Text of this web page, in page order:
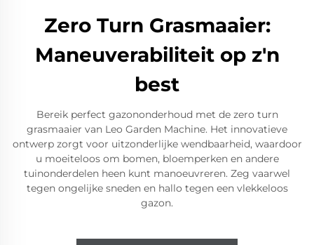
Zero Turn Grasmaaier:
Maneuverabiliteit op z'n
best
Bereik perfect gazononderhoud met de zero turn
grasmaaier van Leo Garden Machine. Het innovatieve
ontwerp zorgt voor uitzonderlijke wendbaarheid, waardoor
u moeiteloos om bomen, bloemperken en andere
tuinonderdelen heen kunt manoeuvreren. Zeg vaarwel
tegen ongelijke sneden en hallo tegen een vlekkeloos
gazon.